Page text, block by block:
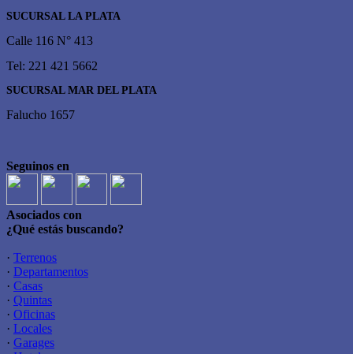
SUCURSAL LA PLATA
Calle 116 N° 413
Tel: 221 421 5662
SUCURSAL MAR DEL PLATA
Falucho 1657
Seguinos en
Asociados con
¿Qué estás buscando?
· Terrenos
· Departamentos
· Casas
· Quintas
· Oficinas
· Locales
· Garages